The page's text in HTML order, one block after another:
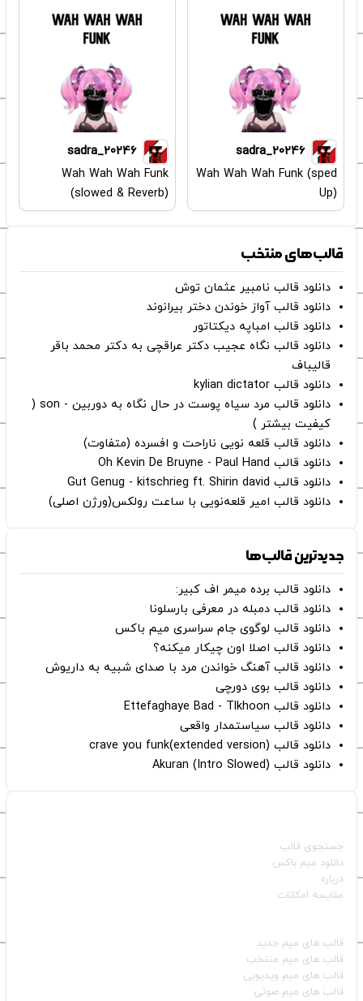
sadra_20246
Wah Wah Wah Funk (sped
Up)
sadra_20246
Wah Wah Wah Funk
(slowed & Reverb)
قالب‌های منتخب
دانلود قالب نامبیر عثمان ‌توش
دانلود قالب آواز خوندن دختر بیرانوند
دانلود قالب امباپه دیکتاتور
دانلود قالب نگاه عجیب دکتر عراقچی به دکتر محمد باقر
قالیباف
دانلود قالب kylian dictator
دانلود قالب مرد سیاه پوست در حال نگاه به دوربین - son (
کیفیت بیشتر )
دانلود قالب قلعه نویی ناراحت و افسرده (متفاوت)
دانلود قالب Oh Kevin De Bruyne - Paul Hand
دانلود قالب Gut Genug - kitschrieg ft. Shirin david
دانلود قالب امیر قلعه‌نویی با ساعت رولکس(ورژن اصلی)
جدیدترین قالب‌ها
دانلود قالب برده میمر اف کبیر:
دانلود قالب دمبله در معرفی بارسلونا
دانلود قالب لوگوی جام سراسری میم باکس
دانلود قالب اصلا اون چیکار میکنه؟
دانلود قالب آهنگ خواندن مرد با صدای شبیه به داریوش
دانلود قالب بوی دورچی
دانلود قالب Ettefaghaye Bad - Tlkhoon
دانلود قالب سیاستمدار واقعی
دانلود قالب crave you funk(extended version)
دانلود قالب (Intro Slowed) Akuran
جستجوی قالب
دانلود میم باکس
درباره
مقایسه امکانات
قالب‌ های میم جدید
قالب‌ های میم منتخب
قالب‌ های میم ویدیویی
قالب‌ های میم صوتی